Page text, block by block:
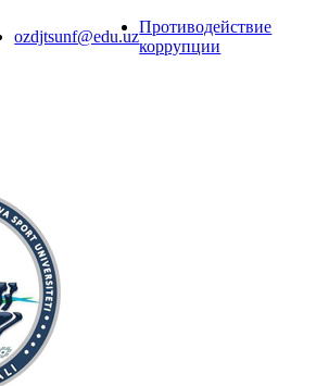
ozdjtsunf@edu.uz
Противодействие
коррупции